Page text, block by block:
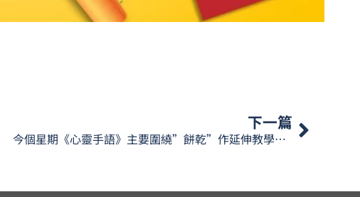
下一篇
今個星期《心靈手語》主要圍繞”餅乾”作延伸教學，今集會講到咩餅乾呢？一齊睇下，學下相關嘅手語生字啦。